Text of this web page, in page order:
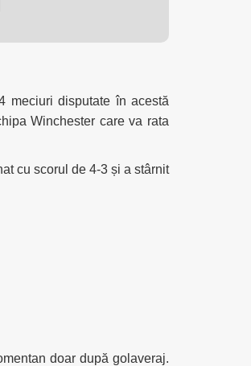
meciuri disputate în acestă
Winchester care va rata
cu scorul de 4-3 și a stârnit
doar după golaveraj.